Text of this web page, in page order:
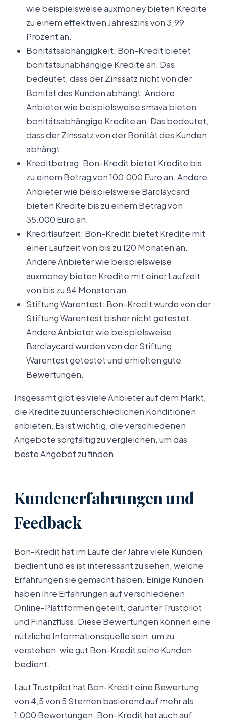
wie beispielsweise auxmoney bieten Kredite
zu einem effektiven Jahreszins von 3,99
Prozent an.
Bonitätsabhängigkeit: Bon-Kredit bietet
bonitätsunabhängige Kredite an. Das
bedeutet, dass der Zinssatz nicht von der
Bonität des Kunden abhängt. Andere
Anbieter wie beispielsweise smava bieten
bonitätsabhängige Kredite an. Das bedeutet,
dass der Zinssatz von der Bonität des Kunden
abhängt.
Kreditbetrag: Bon-Kredit bietet Kredite bis
zu einem Betrag von 100.000 Euro an. Andere
Anbieter wie beispielsweise Barclaycard
bieten Kredite bis zu einem Betrag von
35.000 Euro an.
Kreditlaufzeit: Bon-Kredit bietet Kredite mit
einer Laufzeit von bis zu 120 Monaten an.
Andere Anbieter wie beispielsweise
auxmoney bieten Kredite mit einer Laufzeit
von bis zu 84 Monaten an.
Stiftung Warentest: Bon-Kredit wurde von der
Stiftung Warentest bisher nicht getestet.
Andere Anbieter wie beispielsweise
Barclaycard wurden von der Stiftung
Warentest getestet und erhielten gute
Bewertungen.
Insgesamt gibt es viele Anbieter auf dem Markt,
die Kredite zu unterschiedlichen Konditionen
anbieten. Es ist wichtig, die verschiedenen
Angebote sorgfältig zu vergleichen, um das
beste Angebot zu finden.
Kundenerfahrungen und
Feedback
Bon-Kredit hat im Laufe der Jahre viele Kunden
bedient und es ist interessant zu sehen, welche
Erfahrungen sie gemacht haben. Einige Kunden
haben ihre Erfahrungen auf verschiedenen
Online-Plattformen geteilt, darunter Trustpilot
und Finanzfluss. Diese Bewertungen können eine
nützliche Informationsquelle sein, um zu
verstehen, wie gut Bon-Kredit seine Kunden
bedient.
Laut Trustpilot hat Bon-Kredit eine Bewertung
von 4,5 von 5 Sternen basierend auf mehr als
1.000 Bewertungen. Bon-Kredit hat auch auf